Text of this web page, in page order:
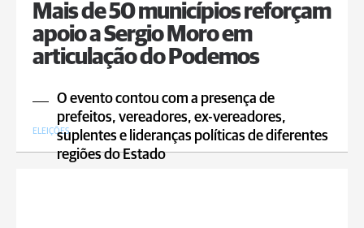
Mais de 50 municípios reforçam
apoio a Sergio Moro em
articulação do Podemos
O evento contou com a presença de
prefeitos, vereadores, ex-vereadores,
suplentes e lideranças políticas de diferentes
regiões do Estado
ELEIÇÕES